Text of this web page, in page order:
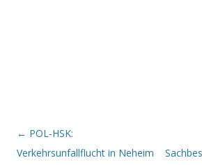
Beitrags-Navigation
← POL-HSK:
Verkehrsunfallflucht in Neheim